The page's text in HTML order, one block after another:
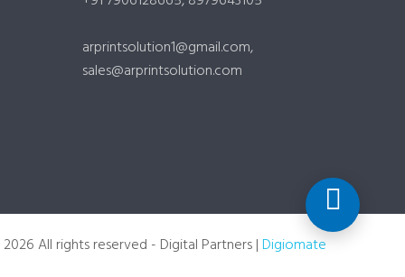
arprintsolution1@gmail.com,
sales@arprintsolution.com
All rights reserved - Digital Partners |Digiomate